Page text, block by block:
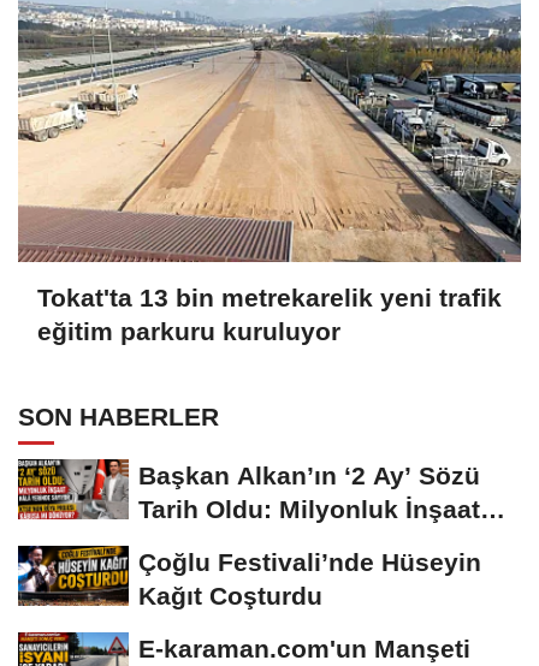
Tokat'ta 13 bin metrekarelik yeni trafik
eğitim parkuru kuruluyor
SON HABERLER
Başkan Alkan’ın ‘2 Ay’ Sözü
Tarih Oldu: Milyonluk İnşaat
Çoğlu Festivali’nde Hüseyin
Kağıt Coşturdu
E-karaman.com'un Manşeti